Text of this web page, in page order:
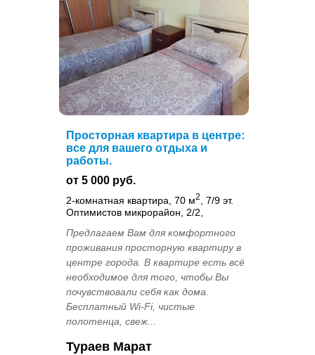
Просторная квартира в центре:
все для вашего отдыха и
работы.
от 5 000 руб.
2-комнатная квартира, 70 м2
, 7/9 эт.
Оптимистов микрорайон, 2/2,
Предлагаем Вам для комфортного
проживания просторную квартиру в
центре города. В квартире есть всё
необходимое для того, чтобы Вы
почувствовали себя как дома.
Бесплатный Wi-Fi, чистые
полотенца, свеж...
Тураев Марат